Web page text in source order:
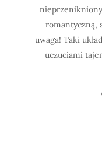
romantyczną,
uwaga! Taki
uczuciami